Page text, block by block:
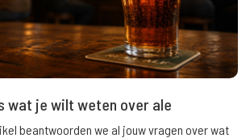
wat je wilt weten over ale
beantwoorden we al jouw vragen over wat